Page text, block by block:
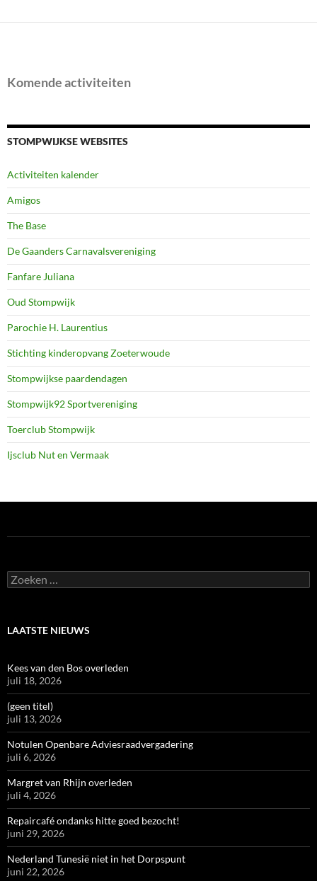
Komende activiteiten
STOMPWIJKSE WEBSITES
Activiteiten kalender
Amigos
The Base
De Gaanders Carnavalsvereniging
Fanfare Juliana
Oud Stompwijk
Parochie H. Laurentius
Stichting kinderopvang Zoeterwoude
Stompwijkse paardendagen
Stompwijk92 Sportvereniging
Toerclub Stompwijk
Ijsclub Nut en Vermaak
Zoeken
naar:
LAATSTE NIEUWS
Kees van den Bos overleden
juli 18, 2026
(geen titel)
juli 13, 2026
Notulen Openbare Adviesraadvergadering
juli 6, 2026
Margret van Rhijn overleden
juli 4, 2026
Repaircafé ondanks hitte goed bezocht!
juni 29, 2026
Nederland Tunesië niet in het Dorpspunt
juni 22, 2026